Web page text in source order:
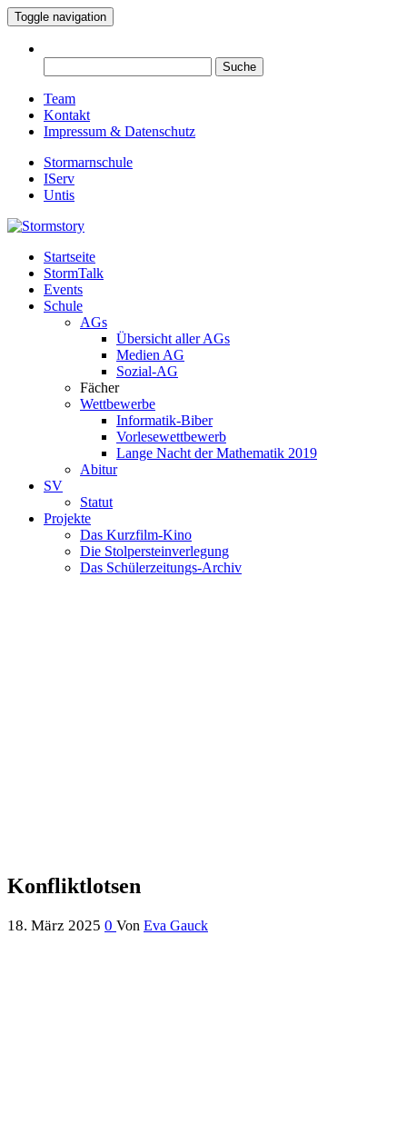
Toggle navigation
nach:
Team
Kontakt
Impressum & Datenschutz
Stormarnschule
IServ
Untis
Stormstory
Eure digitale Schülerzeitung
Startseite
StormTalk
Events
Schule
AGs
Übersicht aller AGs
Medien AG
Sozial-AG
Fächer
Wettbewerbe
Informatik-Biber
Vorlesewettbewerb
Lange Nacht der Mathematik 2019
Abitur
SV
Statut
Projekte
Das Kurzfilm-Kino
Die Stolpersteinverlegung
Das Schülerzeitungs-Archiv
Konfliktlotsen
18. März 2025 0 Von Eva Gauck